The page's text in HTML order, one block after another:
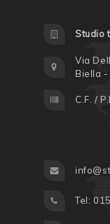
Studio
Via
Biella -
C.F. /
Tel: